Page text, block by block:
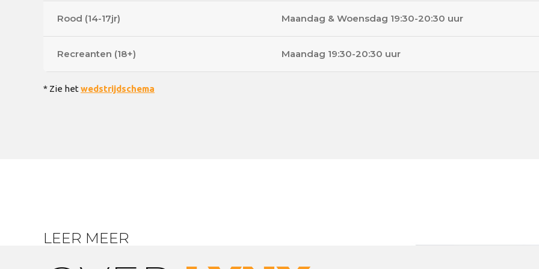
Rood (14-17jr) Maandag & Woensdag 19:30-20:30 uur
Recreanten (18+) Maandag 19:30-20:30 uur
* Zie hetwedstrijdschema
LEER MEER